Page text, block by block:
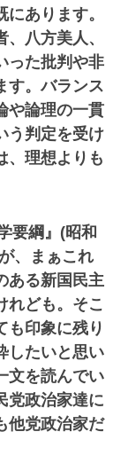
あります。
八方美人、
った批判や非
す。バランス
や論理の一貫
う判定を受け
、理想よりも
要綱』(昭和
、まぁこれ
ある新国民主
れども。そこ
も印象に残り
したいと思い
文を読んでい
党政治家達に
他党政治家だ